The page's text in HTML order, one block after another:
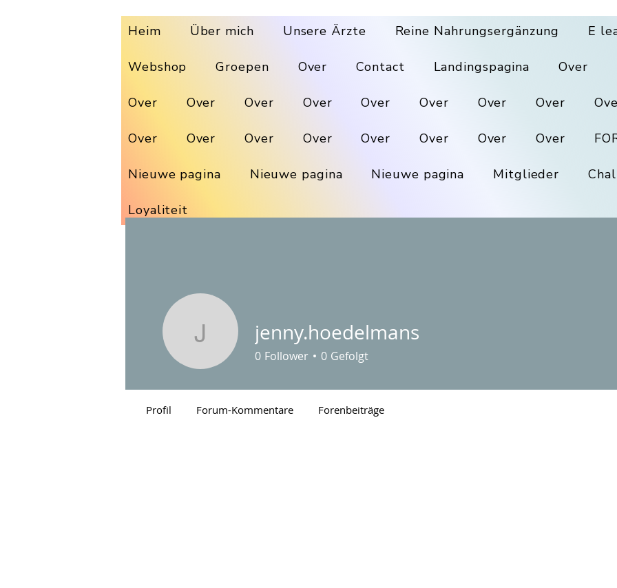
Heim Über mich Unsere Ärzte Reine Nahrungsergänzung E
Webshop Groepen Over Contact Landingspagina Over
Over Over Over Over Over Over Over Over
Over Over Over Over Over Over Over Over
Nieuwe pagina Nieuwe pagina Nieuwe pagina Mitglieder
Loyaliteit
jenny.hoedelmans
jenny.hoedelmans
0 Follower 0 Gefolgt
Profil Forum-Kommentare Forenbeiträge